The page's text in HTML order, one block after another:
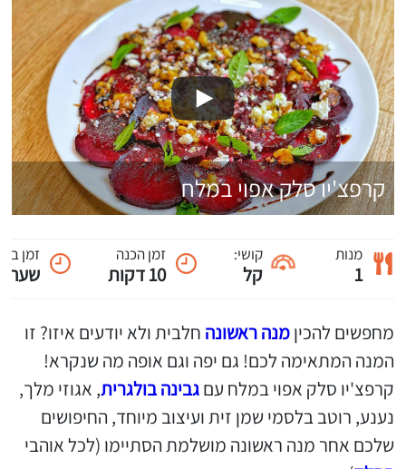
קרפצ'יו סלק אפוי במלח
מנות
1
קושי:
קל
זמן הכנה
10 דקות
זמן
שעה ו-30
מחפשים להכיןמנה ראשונה חלבית ולא יודעים איזו? זו
המנה המתאימה לכם! גם יפה וגם אופה מה שנקרא!
קרפצ'יו סלק אפוי במלח עםגבינה בולגרית, אגוזי מלך,
נענע, רוטב בלסמי שמן זית ועיצוב מיוחד, החיפושים
שלכם אחר מנה ראשונה מושלמת הסתיימו (לכל אוהבי